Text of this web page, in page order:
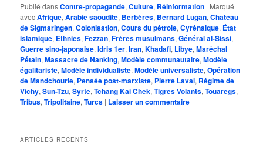
Publié dansContre-propagande,Culture, Réinformation | Marqué
avecAfrique,Arabie saoudite, Berbères, Bernard Lugan,Château
de Sigmaringen,Colonisation,Cours du pétrole,Cyrénaique, État
islamique, Ethnies,Fezzan,Frères musulmans,Général al-Sissi,
Guerre sino-japonaise,Idris 1er,Iran,Khadafi, Libye,Maréchal
Pétain,Massacre de Nanking,Modèle communautaire,Modèle
égalitariste,Modèle individualiste,Modèle universaliste,Opération
de Mandchourie, Pensée post-marxiste, Pierre Laval, Régime de
Vichy,Sun-Tzu,Syrte,Tchang Kai Chek,Tigres Volants,Touaregs,
Tribus,Tripolitaine,Turcs | Laisser un commentaire
ARTICLES RÉCENTS